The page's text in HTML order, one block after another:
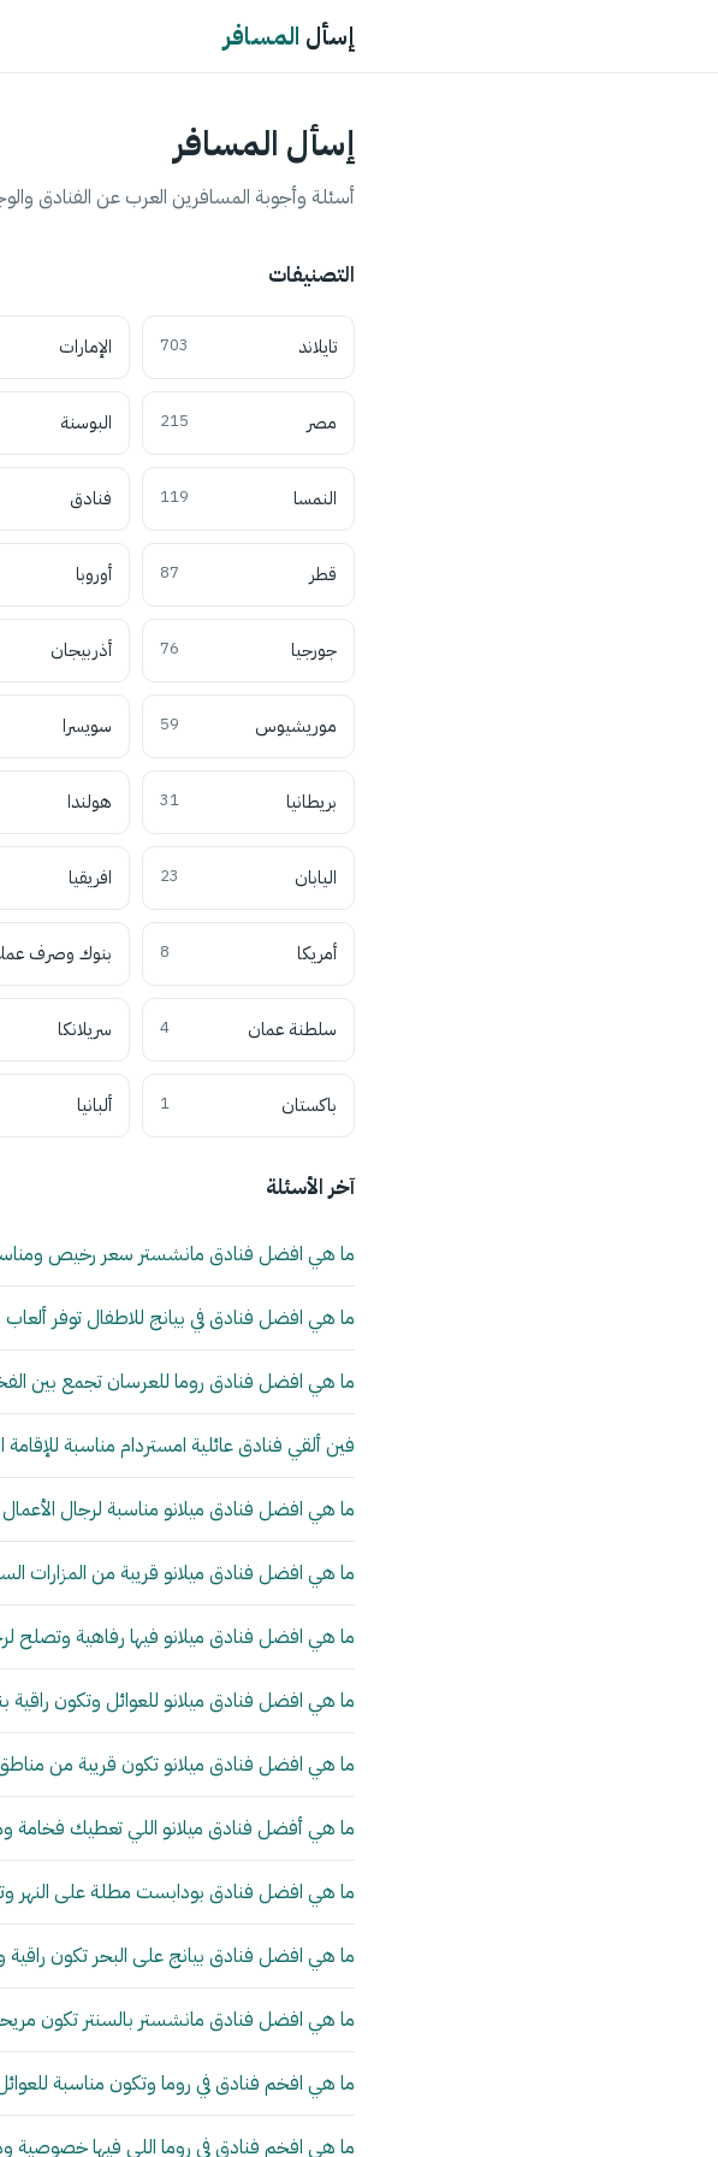
إسأل المسافر
إسأل المسافر
أسئلة وأجوبة المسافرين العرب عن الفنادق
التصنيفات
تايلاند 703 الإمارات
مصر 215 البوسنة
النمسا 119 فنادق
قطر 87 أوروبا
جورجيا 76 أذربيجان
موريشيوس 59 سويسرا
بريطانيا 31 هولندا
اليابان 23 افريقيا
أمريكا 8 بنوك وصرف
سلطنة عمان 4 سريلانكا
باكستان 1 ألبانيا
آخر الأسئلة
ما هي افضل فنادق مانشستر سعر رخيص
ما هي افضل فنادق في بيانج للاطفال توفر
ما هي افضل فنادق روما للعرسان تجمع بين
فين ألقي فنادق عائلية امستردام مناسبة للإقامة
ما هي افضل فنادق ميلانو مناسبة لرجال
ما هي افضل فنادق ميلانو قريبة من المزارات
ما هي افضل فنادق ميلانو فيها رفاهية وتصلح
ما هي افضل فنادق ميلانو للعوائل وتكون
ما هي افضل فنادق ميلانو تكون قريبة من
ما هي أفضل فنادق ميلانو اللي تعطيك فخامة
ما هي افضل فنادق بودابست مطلة على النهر
ما هي افضل فنادق بيانج على البحر تكون
ما هي افضل فنادق مانشستر بالسنتر تكون
ما هي افخم فنادق في روما وتكون مناسبة
ما هي افخم فنادق في روما اللي فيها خصوصية